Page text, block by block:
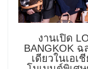
งานเปิด
BANGKOK ฉ
เดียวในเอเ